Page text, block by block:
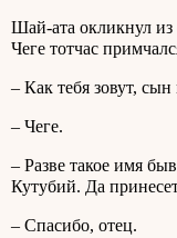
Шай-ата окликнул
Чеге тотчас
– Как тебя зовут,
– Чеге.
– Разве такое имя
Кутубий. Да
– Спасибо, отец.